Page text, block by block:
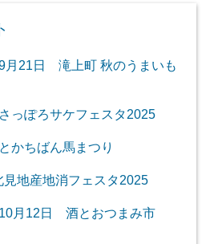
月21日 滝上町 秋のうまいも
っぽろサケフェスタ2025
かちばん馬まつり
地産地消フェスタ2025
月12日 酒とおつまみ市